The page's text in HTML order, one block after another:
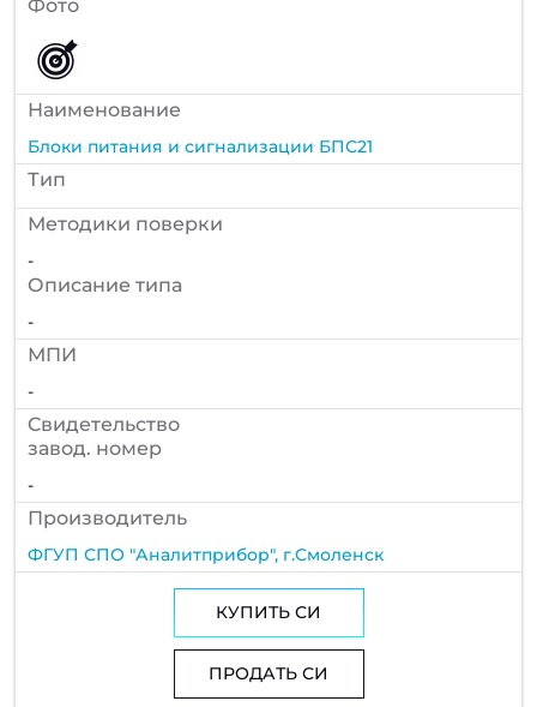
Фото
Наименование
Блоки питания и сигнализации БПС21
Тип
Методики поверки
-
Описание типа
-
МПИ
-
Cвидетельство
завод. номер
-
Производитель
ФГУП СПО "Аналитприбор", г.Смоленск
КУПИТЬ СИ
ПРОДАТЬ СИ